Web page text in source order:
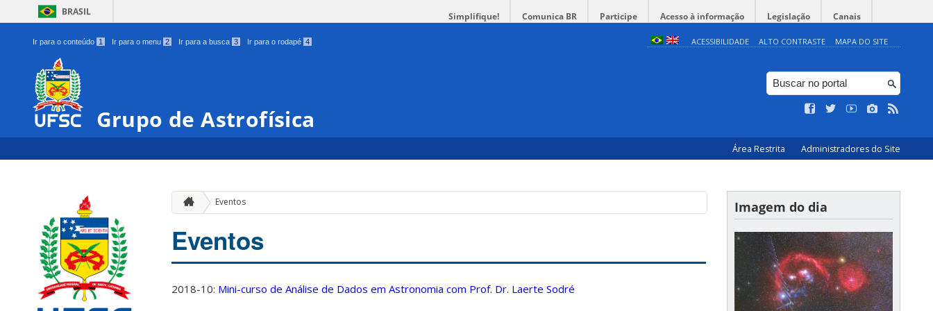
BRASIL Simplifique! Comunica BR Participe Acesso à informação Legislação Canais
Ir para o conteúdo 1 Ir para o menu 2 Ir para a busca 3 Ir para o rodapé 4 ACESSIBILIDADE ALTO CONTRASTE MAPA DO SITE
Grupo de Astrofísica
Área Restrita Administradores do Site
Eventos
Eventos
2018-10: Mini-curso de Análise de Dados em Astronomia com Prof. Dr. Laerte Sodré
Imagem do dia